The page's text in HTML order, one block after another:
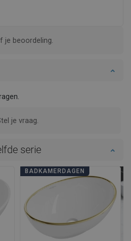
je beoordeling.
je vraag.
serie
BADKAMERDAGEN